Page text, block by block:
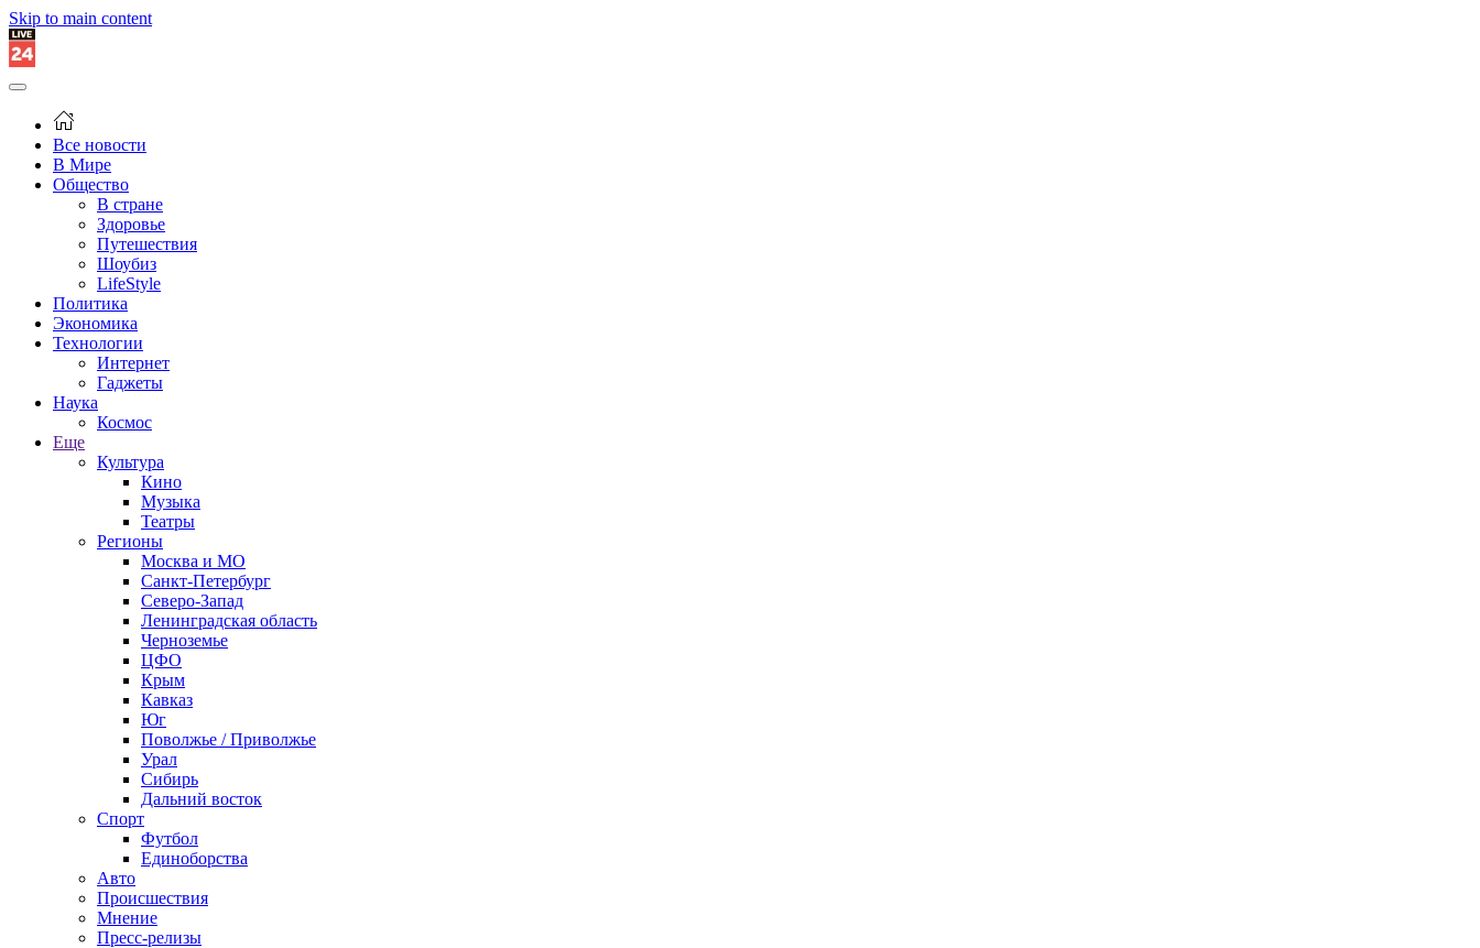
Skip to main content
Все новости
В Мире
Общество
В стране
Здоровье
Путешествия
Шоубиз
LifeStyle
Политика
Экономика
Технологии
Интернет
Гаджеты
Наука
Космос
Еще
Культура
Кино
Музыка
Театры
Регионы
Москва и МО
Санкт-Петербург
Северо-Запад
Ленинградская область
Черноземье
ЦФО
Крым
Кавказ
Юг
Поволжье / Приволжье
Урал
Сибирь
Дальний восток
Спорт
Футбол
Единоборства
Авто
Происшествия
Мнение
Пресс-релизы